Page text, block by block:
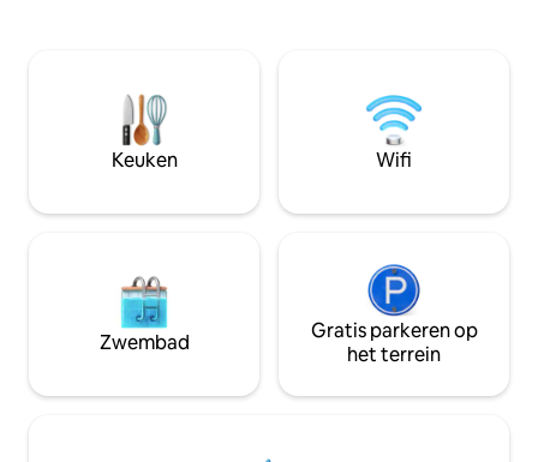
natuurlijke
Keuken Wifi
Zwembad
Gratis parkeren op
het terrein